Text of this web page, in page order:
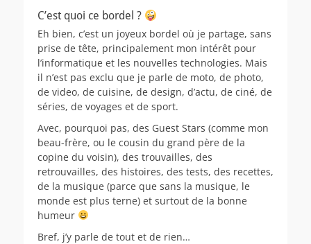
C’est quoi ce bordel ?
Eh bien, c’est un joyeux bordel où je partage, sans
prise de tête, principalement mon intérêt pour
l’informatique et les nouvelles technologies. Mais
il n’est pas exclu que je parle de moto, de photo,
de video, de cuisine, de design, d’actu, de ciné, de
séries, de voyages et de sport.
Avec, pourquoi pas, des Guest Stars (comme mon
beau-frère, ou le cousin du grand père de la
copine du voisin), des trouvailles, des
retrouvailles, des histoires, des tests, des recettes,
de la musique (parce que sans la musique, le
monde est plus terne) et surtout de la bonne
humeur
Bref, j’y parle de tout et de rien…